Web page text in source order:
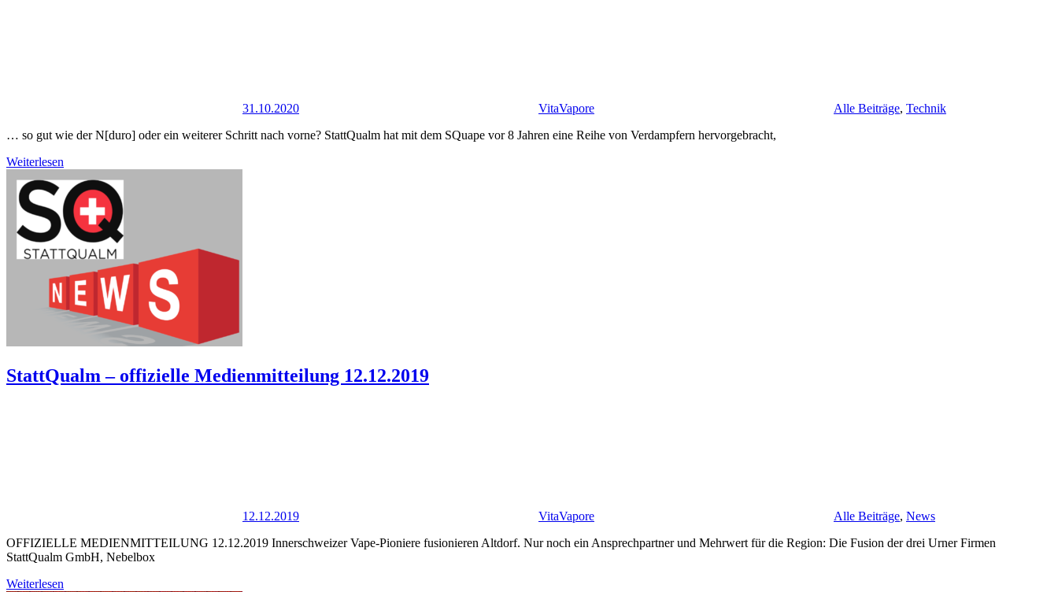
31.10.2020 VitaVapore Alle Beiträge, Technik
… so gut wie der N[duro] oder ein weiterer Schritt nach vorne? StattQualm hat mit dem SQuape vor 8 Jahren eine Reihe von Verdampfern hervorgebracht,
Weiterlesen
StattQualm – offizielle Medienmitteilung 12.12.2019
12.12.2019 VitaVapore Alle Beiträge, News
OFFIZIELLE MEDIENMITTEILUNG 12.12.2019 Innerschweizer Vape-Pioniere fusionieren Altdorf. Nur noch ein Ansprechpartner und Mehrwert für die Region: Die Fusion der drei Urner Firmen
StattQualm GmbH, Nebelbox
Weiterlesen